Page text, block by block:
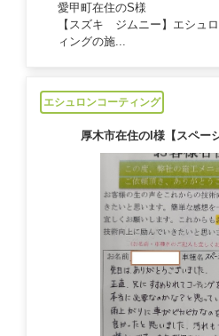
愛甲町在住のS様
【スズキ ジムニー】エシュ
ィングの施...
エシュロンコーティング
厚木市在住のI様【スペー